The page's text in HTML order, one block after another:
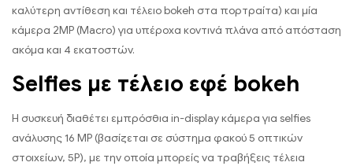
καλύτερη αντίθεση και τέλειο bokeh στα πορτραίτα) και μία
κάμερα 2MP (Macro) για υπέροχα κοντινά πλάνα από απόσταση
ακόμα και 4 εκατοστών.
Selfies με τέλειο εφέ bokeh
Η συσκευή διαθέτει εμπρόσθια in-display κάμερα για selfies
ανάλυσης 16 MP (βασίζεται σε σύστημα φακού 5 οπτικών
στοιχείων, 5P), με την οποία μπορείς να τραβήξεις τέλεια